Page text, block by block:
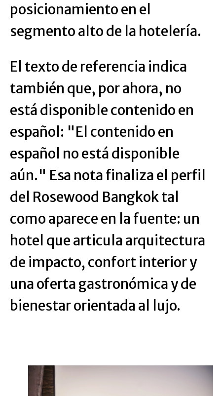
posicionamiento en el
segmento alto de la hotelería.
El texto de referencia indica
también que, por ahora, no
está disponible contenido en
español: "El contenido en
español no está disponible
aún." Esa nota finaliza el perfil
del Rosewood Bangkok tal
como aparece en la fuente: un
hotel que articula arquitectura
de impacto, confort interior y
una oferta gastronómica y de
bienestar orientada al lujo.